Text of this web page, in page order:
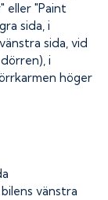
eller "Paint
sida, i
sida, vid
i
höger
vänstra